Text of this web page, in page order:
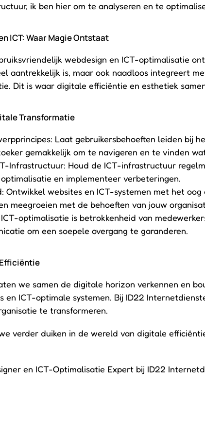
ik ben hier om te analyseren en te
ICT: Waar Magie Ontstaat
webdesign en ICT-optimalisatie
aantrekkelijk is, maar ook naadloos integreert
Dit is waar digitale efficiëntie en esthetiek
Transformatie
Laat gebruikersbehoeften leiden bij
gemakkelijk om te navigeren en te vinden
Infrastructuur: Houd de ICT-infrastructuur
en implementeer verbeteringen.
Ontwikkel websites en ICT-systemen met het oog
meegroeien met de behoeften van jouw
optimalisatie is betrokkenheid van
om een soepele overgang te garanderen.
we samen de digitale horizon verkennen en
en ICT-optimale systemen. Bij ID22
te transformeren.
verder duiken in de wereld van digitale
en ICT-Optimalisatie Expert bij ID22